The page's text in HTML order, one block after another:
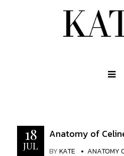
18
JUL
Anatomy of
BYKATE ANATOMY